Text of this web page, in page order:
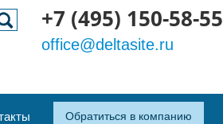
+7 (495) 150-58-55
office@deltasite.ru
Обратиться в компанию